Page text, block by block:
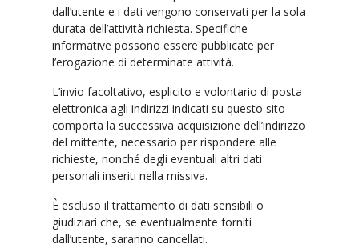
dall’utente e i dati vengono conservati per la sola
durata dell’attività richiesta. Specifiche
informative possono essere pubblicate per
l’erogazione di determinate attività.
L’invio facoltativo, esplicito e volontario di posta
elettronica agli indirizzi indicati su questo sito
comporta la successiva acquisizione dell’indirizzo
del mittente, necessario per rispondere alle
richieste, nonché degli eventuali altri dati
personali inseriti nella missiva.
È escluso il trattamento di dati sensibili o
giudiziari che, se eventualmente forniti
dall’utente, saranno cancellati.